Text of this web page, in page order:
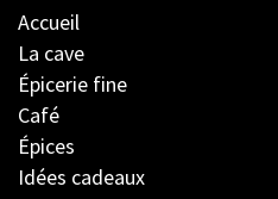
Accueil
La cave
Épicerie fine
Café
Épices
Idées cadeaux